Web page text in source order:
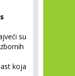
su
koja